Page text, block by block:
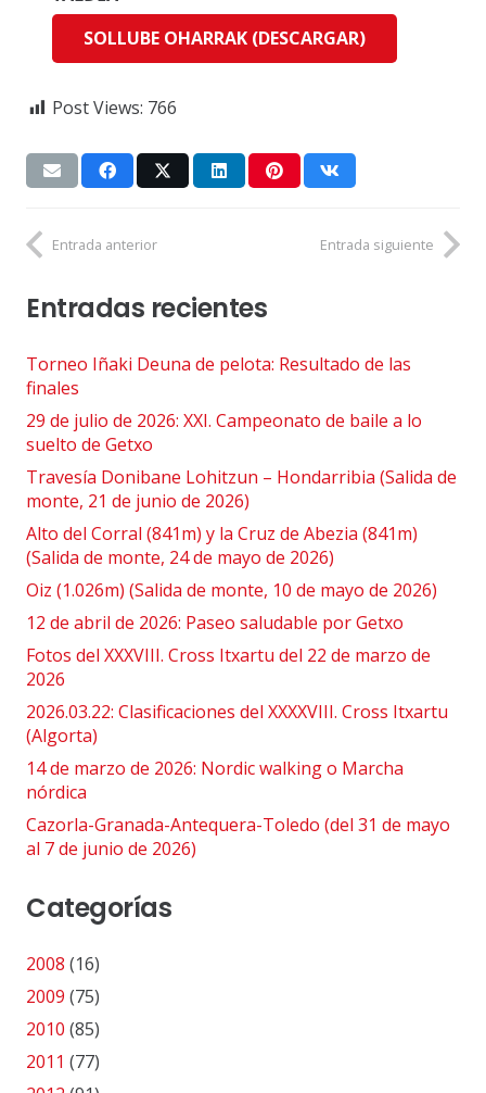
SOLLUBE OHARRAK (DESCARGAR)
Post Views: 766
Entrada anterior Entrada siguiente
Entradas recientes
Torneo Iñaki Deuna de pelota: Resultado de las
finales
29 de julio de 2026: XXI. Campeonato de baile a lo
suelto de Getxo
Travesía Donibane Lohitzun – Hondarribia (Salida de
monte, 21 de junio de 2026)
Alto del Corral (841m) y la Cruz de Abezia (841m)
(Salida de monte, 24 de mayo de 2026)
Oiz (1.026m) (Salida de monte, 10 de mayo de 2026)
12 de abril de 2026: Paseo saludable por Getxo
Fotos del XXXVIII. Cross Itxartu del 22 de marzo de
2026
2026.03.22: Clasificaciones del XXXXVIII. Cross Itxartu
(Algorta)
14 de marzo de 2026: Nordic walking o Marcha
nórdica
Cazorla-Granada-Antequera-Toledo (del 31 de mayo
al 7 de junio de 2026)
Categorías
2008 (16)
2009 (75)
2010 (85)
2011 (77)